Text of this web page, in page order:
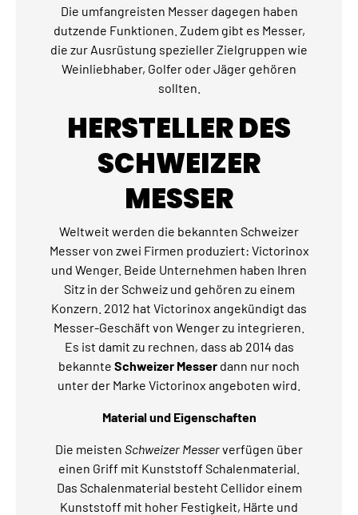
Die umfangreisten Messer dagegen haben
dutzende Funktionen. Zudem gibt es Messer,
die zur Ausrüstung spezieller Zielgruppen wie
Weinliebhaber, Golfer oder Jäger gehören
sollten.
HERSTELLER DES
SCHWEIZER
MESSER
Weltweit werden die bekannten Schweizer
Messer von zwei Firmen produziert: Victorinox
und Wenger. Beide Unternehmen haben Ihren
Sitz in der Schweiz und gehören zu einem
Konzern. 2012 hat Victorinox angekündigt das
Messer-Geschäft von Wenger zu integrieren.
Es ist damit zu rechnen, dass ab 2014 das
bekannte Schweizer Messer dann nur noch
unter der Marke Victorinox angeboten wird.
Material und Eigenschaften
Die meisten Schweizer Messerverfügen über
einen Griff mit Kunststoff Schalenmaterial.
Das Schalenmaterial besteht Cellidor einem
Kunststoff mit hoher Festigkeit, Härte und